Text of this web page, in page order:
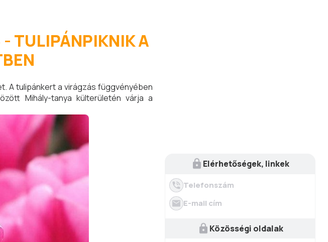
TULIPÁNPIKNIK A
A tulipánkert a virágzás függvényében
Mihály-tanya külterületén várja a
Elérhetőségek, linkek
Telefonszám
E-mail cím
Közösségi oldalak